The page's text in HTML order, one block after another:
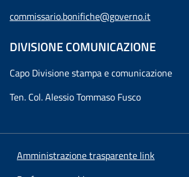
commissario.bonifiche@governo.it
DIVISIONE COMUNICAZIONE
Capo Divisione stampa e comunicazione
Ten. Col. Alessio Tommaso Fusco
Amministrazione trasparente link